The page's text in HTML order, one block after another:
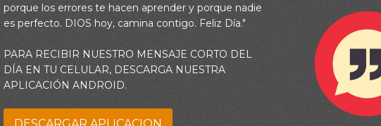
Piensa:
Enoc caminaba tan de cerca del Señor, que la Biblia dice: “Y desapareció,
Dios” (Gn 5.24). Esto significa que Enoc no murió, sino que fue llevado
presencia del Señor. ¡Qué testimonio tan maravilloso!
porque los errores te hacen aprender y porque nadie
es perfecto. DIOS hoy, camina contigo. Feliz Día."
PARA RECIBIR NUESTRO MENSAJE CORTO DEL
DÍA EN TU CELULAR, DESCARGA NUESTRA
APLICACIÓN ANDROID.
DESCARGAR APLICACION